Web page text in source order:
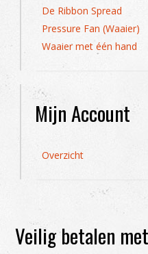
De Ribbon Spread
Pressure Fan (Waaier)
Waaier met één hand
Mijn Account
Overzicht
Veilig betalen